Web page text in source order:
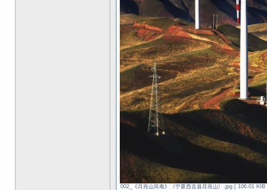
002_《月亮山风电》（宁夏西吉县月亮山）.jpg [ 106.01